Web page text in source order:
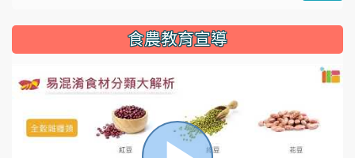
::: 食農教育宣導